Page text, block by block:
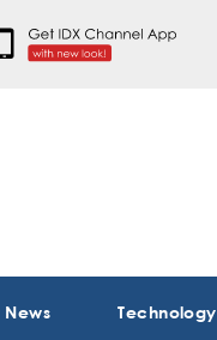
Technology